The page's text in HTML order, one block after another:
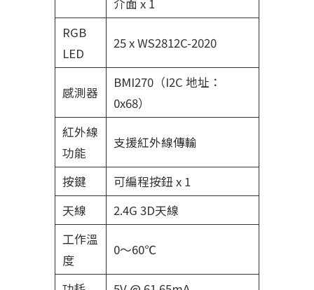
介面 x 1
RGB
LED
25 x WS2812C-2020
感測器
BMI270（I2C 地址：
0x68）
紅外線
功能
支援紅外線傳輸
按鍵
可編程按鈕 x 1
天線
2.4G 3D天線
工作溫
度
0～60℃